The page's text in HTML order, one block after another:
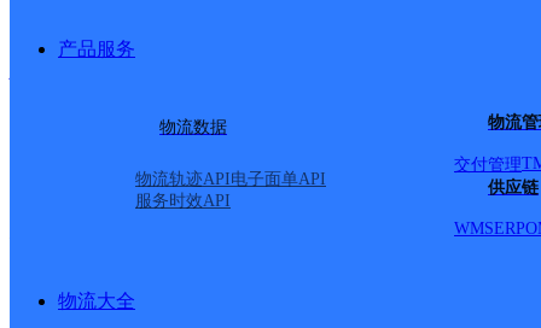
产品服务
物流数据
物流轨迹API电子面单API
服务时效API
物流
交付管理
供应链
WMSERP
物流大全
福建永春县公司
韵达速递 更多号码
地址
城镇探花山工业区D-10
派送范围:永春县：县城